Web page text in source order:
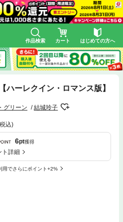
作品検索 カート はじめての方へ
ハーレクイン・ロマンス版】
グリーン 結城玲子
込)
6pt獲得
ト詳細
用でさらにポイント+2%